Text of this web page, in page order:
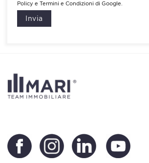
Policy e Termini e Condizioni di Google.
Invia